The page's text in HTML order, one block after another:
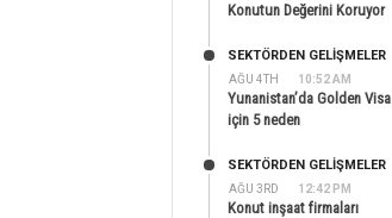
Konutun Değerini Koruyor
AĞU 4TH 10:52 AM
SEKTÖRDEN GELIŞMELER
Yunanistan’da Golden Visa
için 5 neden
AĞU 3RD 12:42 PM
SEKTÖRDEN GELIŞMELER
Konut inşaat firmaları